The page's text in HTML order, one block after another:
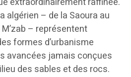
algérien – de la Saoura au
– représentent
formes d’urbanisme
avancées jamais conçues
des sables et des rocs.